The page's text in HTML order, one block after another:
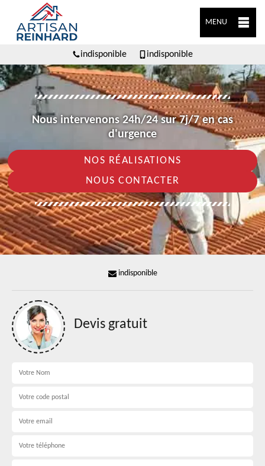
MENU
indisponible indisponible
Nous intervenons 24h/24 sur 7j/7 en cas
d'urgence
NOS RÉALISATIONS
NOUS CONTACTER
indisponible
Devis gratuit